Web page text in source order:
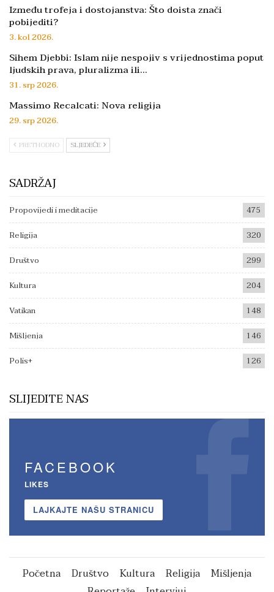
Između trofeja i dostojanstva: Što doista znači
pobijediti?
3. kol 2026.
Sihem Djebbi: Islam nije nespojiv s vrijednostima poput
ljudskih prava, pluralizma ili…
31. srp 2026.
Massimo Recalcati: Nova religija
29. srp 2026.
PRETHODNO SLJEDEĆE
SADRŽAJ
Propovijedi i meditacije
475
Religija
320
Društvo
299
Kultura
204
Vatikan
148
Mišljenja
146
Polis+
126
SLIJEDITE NAS
FACEBOOK
LIKES
LAJKAJTE NAŠU STRANICU
Početna Društvo Kultura Religija
Mišljenja